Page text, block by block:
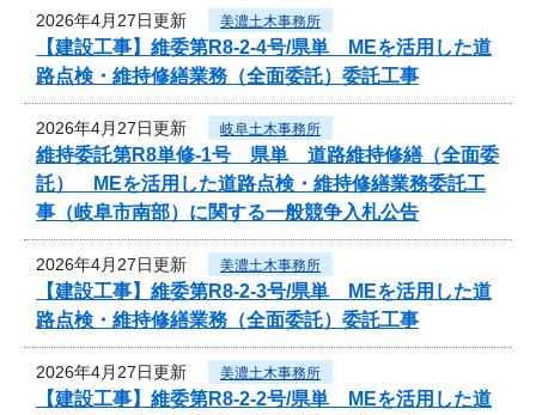
2026年4月27日更新 美濃土木事務所
【建設工事】維委第R8-2-4号/県単 MEを活用した道
路点検・維持修繕業務（全面委託）委託工事
2026年4月27日更新 岐阜土木事務所
維持委託第R8単修-1号 県単 道路維持修繕（全面委
託） MEを活用した道路点検・維持修繕業務委託工
事（岐阜市南部）に関する一般競争入札公告
2026年4月27日更新 美濃土木事務所
【建設工事】維委第R8-2-3号/県単 MEを活用した道
路点検・維持修繕業務（全面委託）委託工事
2026年4月27日更新 美濃土木事務所
【建設工事】維委第R8-2-2号/県単 MEを活用した道